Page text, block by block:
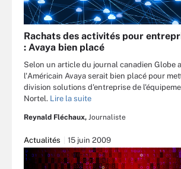
Rachats des activités pour
: Avaya bien placé
Selon un article du journal canadien Globe
l'Américain Avaya serait bien placé pour
division solutions d'entreprise de
Nortel. Lire la suite
Reynald Fléchaux, Journaliste
Actualités 15 juin 2009